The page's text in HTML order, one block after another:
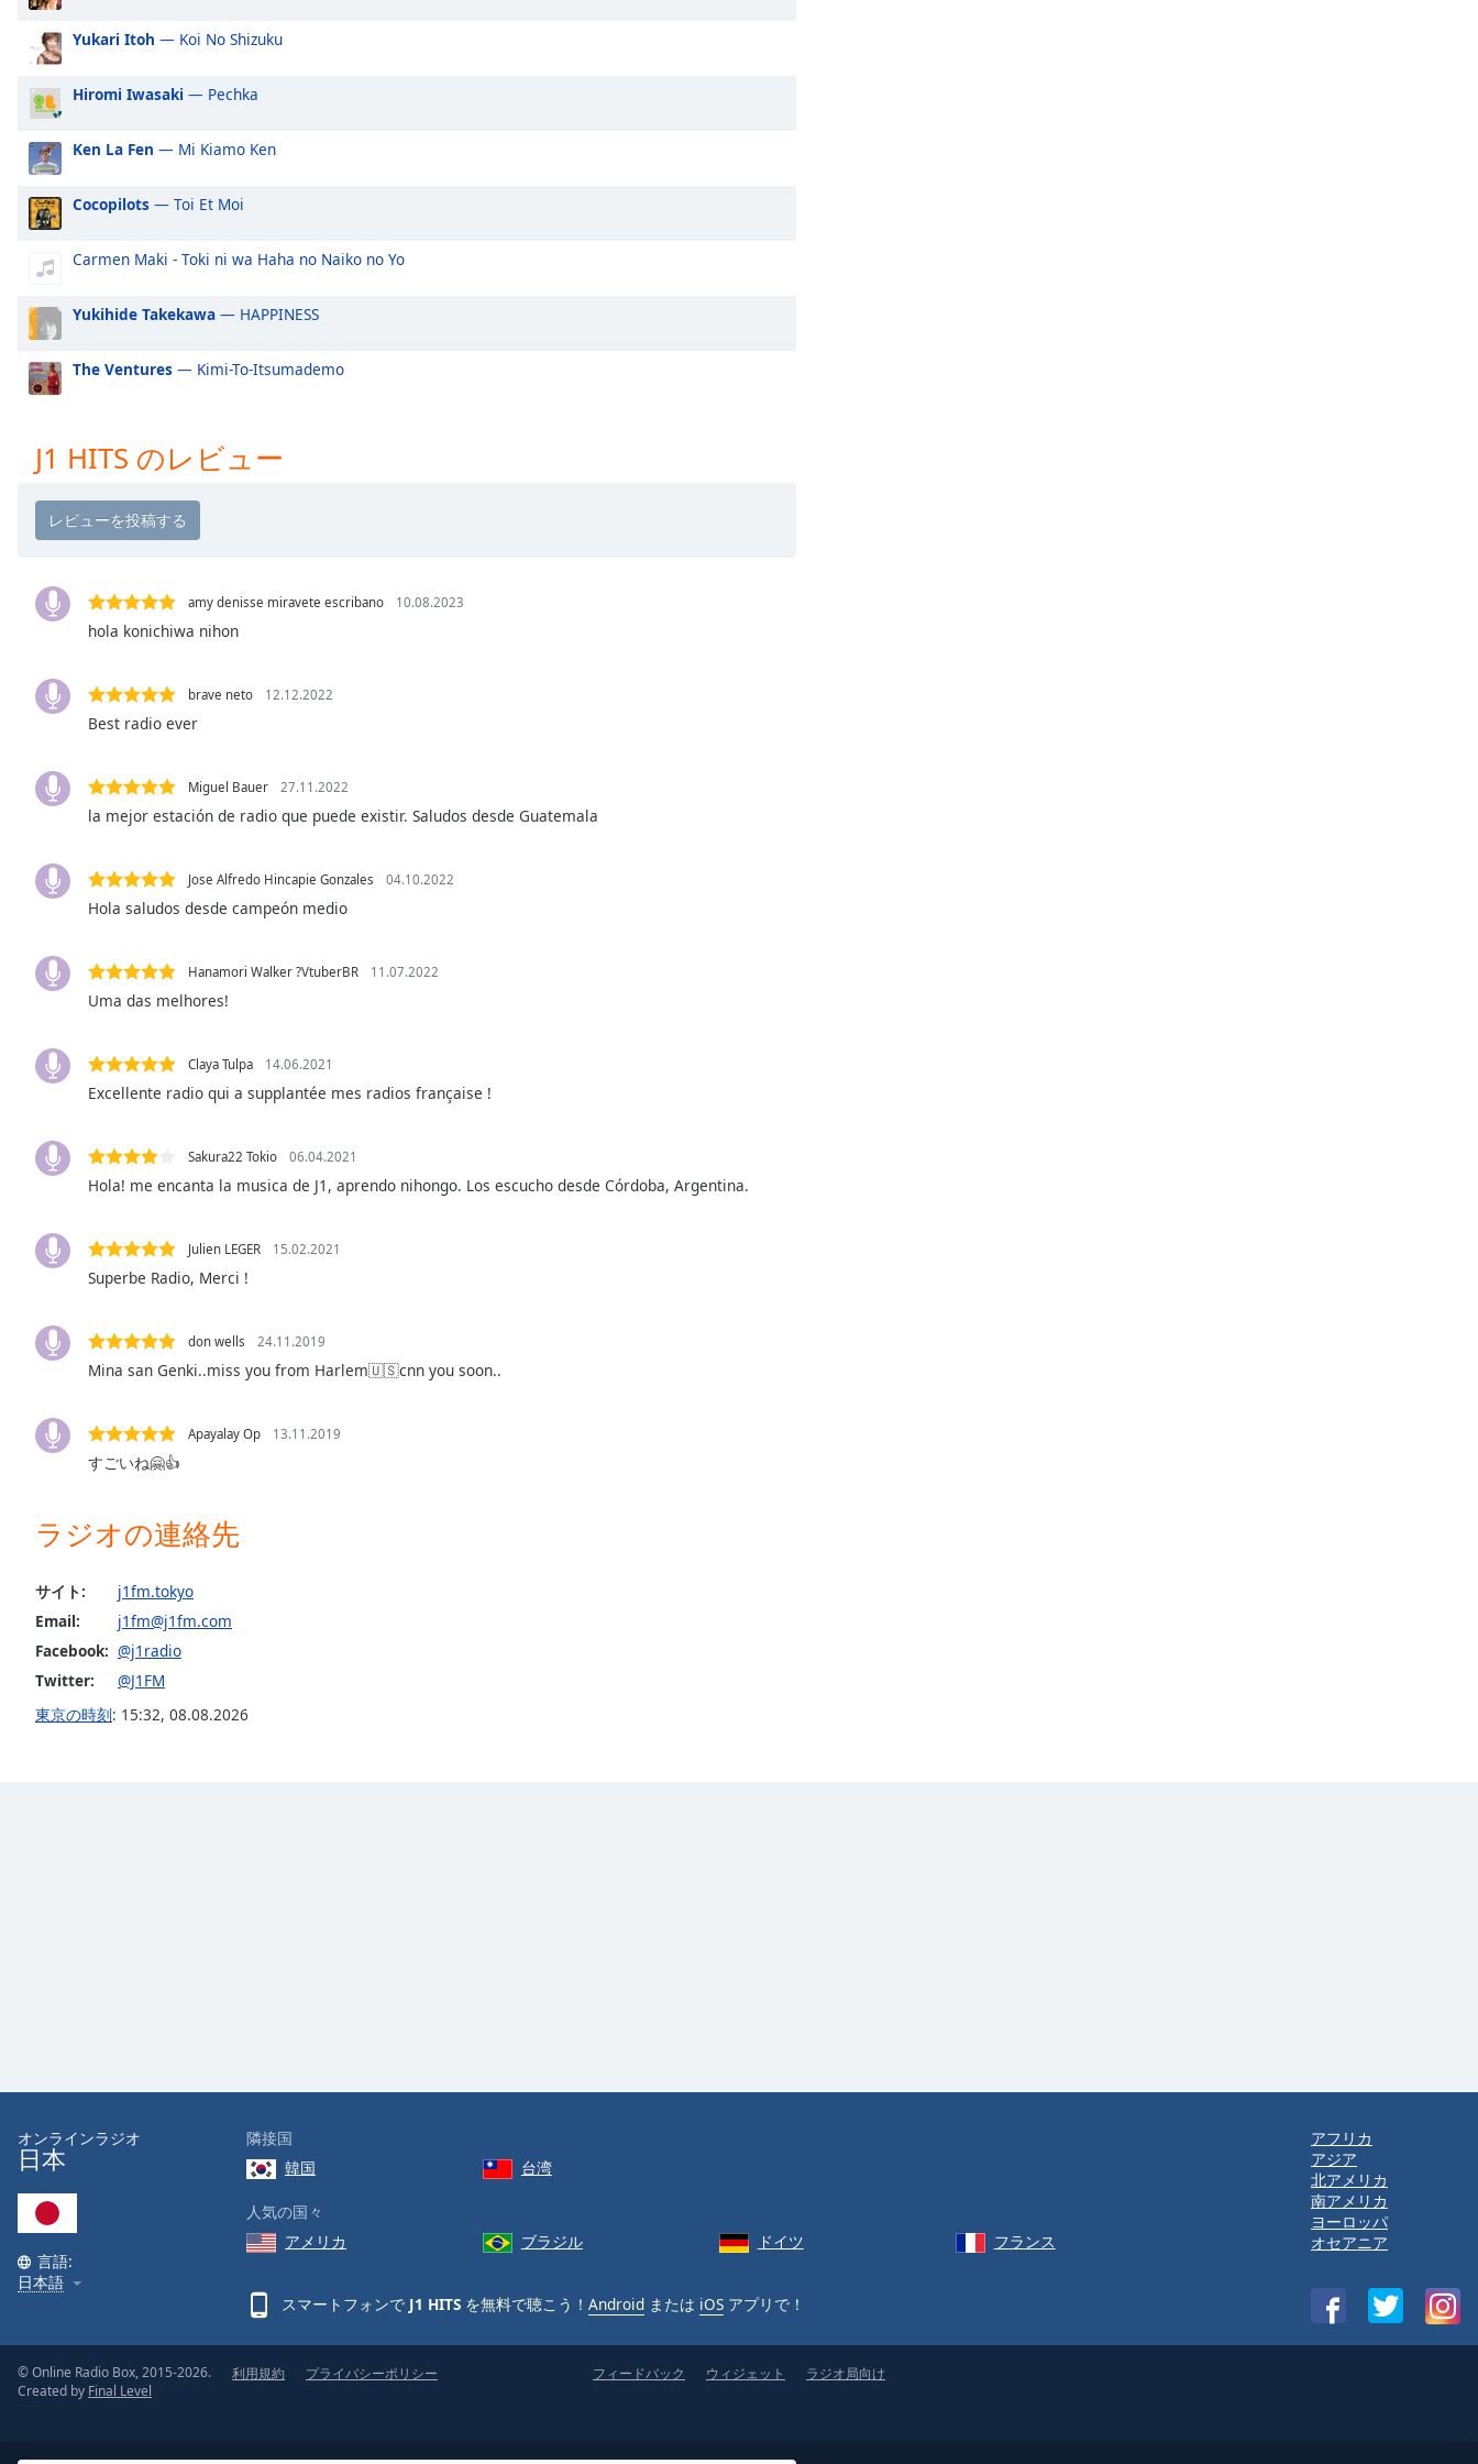
Audio
Picture-
in-
Picture
This
modal
dialog
window.
Escape
cancel
window.
Color
Opacity
Background
Color
Background
Color
Opacity
Style
Family
Done
window.
Yukari Itoh — Koi No Shizuku
Hiromi Iwasaki — Pechka
Ken La Fen — Mi Kiamo Ken
Cocopilots — Toi Et Moi
Carmen Maki - Toki ni wa Haha no Naiko no Yo
Yukihide Takekawa — HAPPINESS
The Ventures — Kimi-To-Itsumademo
J1 HITS のレビュー
amy denisse miravete escribano 10.08.2023
hola konichiwa nihon
brave neto 12.12.2022
Best radio ever
Miguel Bauer 27.11.2022
la mejor estación de radio que puede existir. Saludos desde Guatemala
Jose Alfredo Hincapie Gonzales 04.10.2022
Hola saludos desde campeón medio
Hanamori Walker ?VtuberBR 11.07.2022
Uma das melhores!
Claya Tulpa 14.06.2021
Excellente radio qui a supplantée mes radios française !
Sakura22 Tokio 06.04.2021
Hola! me encanta la musica de J1, aprendo nihongo. Los escucho desde Córdoba, Argentina.
Julien LEGER 15.02.2021
Superbe Radio, Merci !
don wells 24.11.2019
Mina san Genki..miss you from Harlem🇺🇸cnn you soon..
Apayalay Op 13.11.2019
すごいね🤗👍
ラジオの連絡先
サイト:
j1fm.tokyo
Email:
j1fm@j1fm.com
Facebook: @j1radio
Twitter:
@J1FM
東京の時刻: 15:32, 08.08.2026
オンラインラジオ
日本
言語:
日本語
隣接国
韓国
台湾
人気の国々
アメリカ
ブラジル ドイツ フランス
スマートフォンで J1 HITS を無料で聴こう！ Android または iOS アプリで！
アフリカ
アジア
北アメリカ
南アメリカ
ヨーロッパ
オセアニア
© Online Radio Box, 2015-2026.
Created by Final Level
利用規約 プライバシーポリシー フィードバック ウィジェット ラジオ局向け